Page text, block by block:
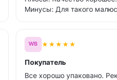
Минусы: Для такого
WB ★★★★★
Покупатель
Все хорошо упаковано.